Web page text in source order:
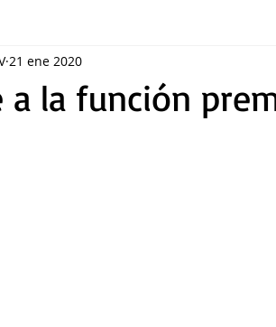
Relatos originales
a la función
21 ene 2020